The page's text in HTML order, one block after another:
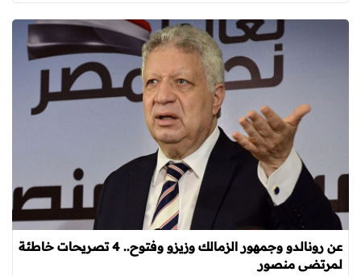
عن رونالدو وجمهور الزمالك وزيزو وفتوح.. 4 تصريحات خاطئة
لمرتضى منصور